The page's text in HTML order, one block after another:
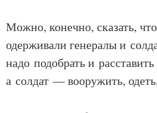
Можно, конечно, сказать,
одерживали генералы и
надо подобрать и
а солдат — вооружить,